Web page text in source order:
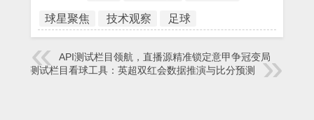
球星聚焦 技术观察 足球
API测试栏目领航，直播源精准锁定意甲争冠变局
API测试栏目看球工具：英超双红会数据推演与比分预测